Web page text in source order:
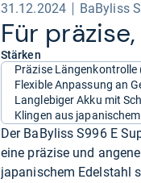
31.12.2024 BaByliss
Für
Stärken
Präzise Längenkontrolle
Flexible Anpassung an
Langlebiger Akku mit
Klingen aus
Der BaByliss S996 E
eine präzise und
japanischem Edelstahl